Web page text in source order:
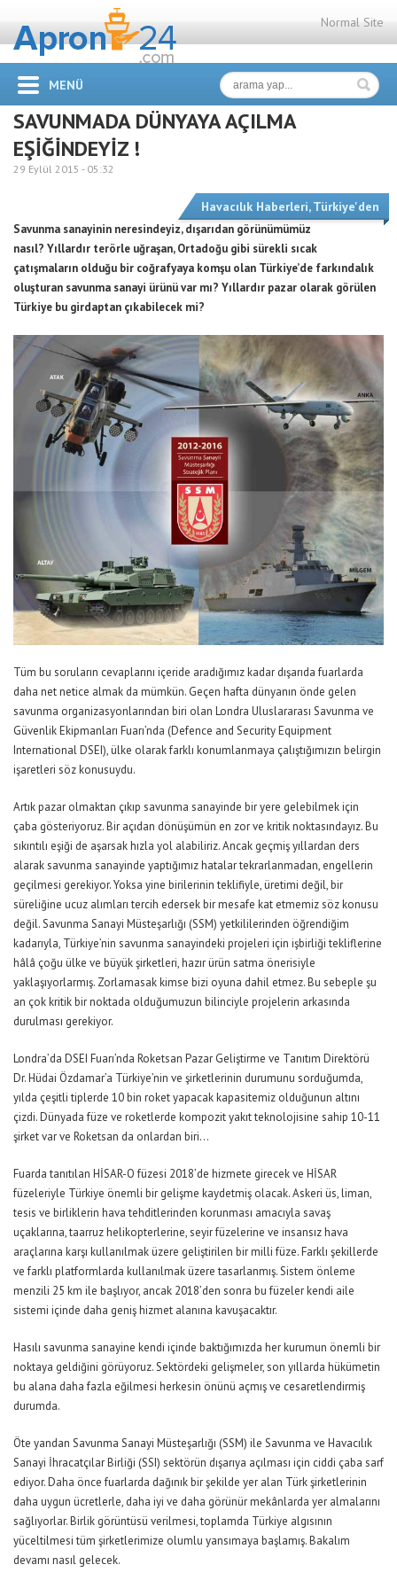
Normal Site
MENÜ
SAVUNMADA DÜNYAYA AÇILMA
EŞİĞİNDEYİZ !
29 Eylül 2015 - 05:32
Havacılık Haberleri,Türkiye'den
Savunma sanayinin neresindeyiz, dışarıdan görünümümüz
nasıl? Yıllardır terörle uğraşan, Ortadoğu gibi sürekli sıcak
çatışmaların olduğu bir coğrafyaya komşu olan Türkiye’de farkındalık
oluşturan savunma sanayi ürünü var mı? Yıllardır pazar olarak görülen
Türkiye bu girdaptan çıkabilecek mi?
Tüm bu soruların cevaplarını içeride aradığımız kadar dışarıda fuarlarda
daha net netice almak da mümkün. Geçen hafta dünyanın önde gelen
savunma organizasyonlarından biri olan Londra Uluslararası Savunma ve
Güvenlik Ekipmanları Fuarı’nda (Defence and Security Equipment
International DSEI), ülke olarak farklı konumlanmaya çalıştığımızın belirgin
işaretleri söz konusuydu.
Artık pazar olmaktan çıkıp savunma sanayinde bir yere gelebilmek için
çaba gösteriyoruz. Bir açıdan dönüşümün en zor ve kritik noktasındayız. Bu
sıkıntılı eşiği de aşarsak hızla yol alabiliriz. Ancak geçmiş yıllardan ders
alarak savunma sanayinde yaptığımız hatalar tekrarlanmadan, engellerin
geçilmesi gerekiyor. Yoksa yine birilerinin teklifiyle, üretimi değil, bir
süreliğine ucuz alımları tercih edersek bir mesafe kat etmemiz söz konusu
değil. Savunma Sanayi Müsteşarlığı (SSM) yetkililerinden öğrendiğim
kadarıyla, Türkiye’nin savunma sanayindeki projeleri için işbirliği tekliflerine
hâlâ çoğu ülke ve büyük şirketleri, hazır ürün satma önerisiyle
yaklaşıyorlarmış. Zorlamasak kimse bizi oyuna dahil etmez. Bu sebeple şu
an çok kritik bir noktada olduğumuzun bilinciyle projelerin arkasında
durulması gerekiyor.
Londra’da DSEI Fuarı’nda Roketsan Pazar Geliştirme ve Tanıtım Direktörü
Dr. Hüdai Özdamar’a Türkiye’nin ve şirketlerinin durumunu sorduğumda,
yılda çeşitli tiplerde 10 bin roket yapacak kapasitemiz olduğunun altını
çizdi. Dünyada füze ve roketlerde kompozit yakıt teknolojisine sahip 10-11
şirket var ve Roketsan da onlardan biri…
Fuarda tanıtılan HİSAR-O füzesi 2018’de hizmete girecek ve HİSAR
füzeleriyle Türkiye önemli bir gelişme kaydetmiş olacak. Askeri üs, liman,
tesis ve birliklerin hava tehditlerinden korunması amacıyla savaş
uçaklarına, taarruz helikopterlerine, seyir füzelerine ve insansız hava
araçlarına karşı kullanılmak üzere geliştirilen bir milli füze. Farklı şekillerde
ve farklı platformlarda kullanılmak üzere tasarlanmış. Sistem önleme
menzili 25 km ile başlıyor, ancak 2018’den sonra bu füzeler kendi aile
sistemi içinde daha geniş hizmet alanına kavuşacaktır.
Hasılı savunma sanayine kendi içinde baktığımızda her kurumun önemli bir
noktaya geldiğini görüyoruz. Sektördeki gelişmeler, son yıllarda hükümetin
bu alana daha fazla eğilmesi herkesin önünü açmış ve cesaretlendirmiş
durumda.
Öte yandan Savunma Sanayi Müsteşarlığı (SSM) ile Savunma ve Havacılık
Sanayi İhracatçılar Birliği (SSI) sektörün dışarıya açılması için ciddi çaba sarf
ediyor. Daha önce fuarlarda dağınık bir şekilde yer alan Türk şirketlerinin
daha uygun ücretlerle, daha iyi ve daha görünür mekânlarda yer almalarını
sağlıyorlar. Birlik görüntüsü verilmesi, toplamda Türkiye algısının
yüceltilmesi tüm şirketlerimize olumlu yansımaya başlamış. Bakalım
devamı nasıl gelecek.